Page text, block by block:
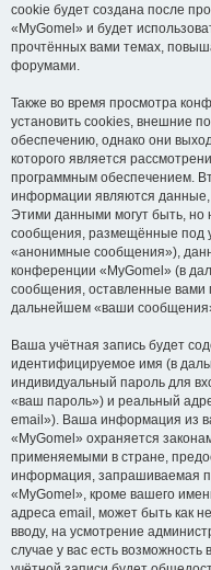
cookie будет создана после
«MyGomel» и будет
прочтённых вами темах,
форумами.
Также во время просмотра
установить cookies, внешние
обеспечению, однако они
которого является
программным обеспечением.
информации являются
Этими данными могут быть,
сообщения, размещённые под
«анонимные сообщения»),
конференции «MyGomel» (в
сообщения, оставленные вами
дальнейшем «ваши
Ваша учётная запись будет
идентифицируемое имя (в
индивидуальный пароль для
«ваш пароль») и реальный
email»). Ваша информация из
«MyGomel» охраняется
применяемыми в стране,
информация, запрашиваемая
«MyGomel», кроме вашего
адреса email, может быть как
вводу, на усмотрение
случае у вас есть